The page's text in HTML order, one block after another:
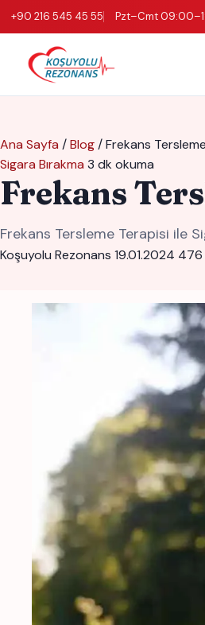
+90 216 545 45 55 Pzt–Cmt
Ana Sayfa /Blog/Frekans Tersleme
Sigara Bırakma 3 dk okuma
Frekans
Frekans Tersleme Terapisi ile
Koşuyolu Rezonans 19.01.2024 476